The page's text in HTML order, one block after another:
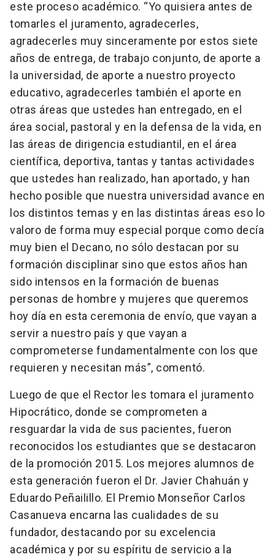
este proceso académico. “Yo quisiera antes de
tomarles el juramento, agradecerles,
agradecerles muy sinceramente por estos siete
años de entrega, de trabajo conjunto, de aporte a
la universidad, de aporte a nuestro proyecto
educativo, agradecerles también el aporte en
otras áreas que ustedes han entregado, en el
área social, pastoral y en la defensa de la vida, en
las áreas de dirigencia estudiantil, en el área
científica, deportiva, tantas y tantas actividades
que ustedes han realizado, han aportado, y han
hecho posible que nuestra universidad avance en
los distintos temas y en las distintas áreas eso lo
valoro de forma muy especial porque como decía
muy bien el Decano, no sólo destacan por su
formación disciplinar sino que estos años han
sido intensos en la formación de buenas
personas de hombre y mujeres que queremos
hoy día en esta ceremonia de envío, que vayan a
servir a nuestro país y que vayan a
comprometerse fundamentalmente con los que
requieren y necesitan más”, comentó.
Luego de que el Rector les tomara el juramento
Hipocrático, donde se comprometen a
resguardar la vida de sus pacientes, fueron
reconocidos los estudiantes que se destacaron
de la promoción 2015. Los mejores alumnos de
esta generación fueron el Dr. Javier Chahuán y
Eduardo Peñailillo. El Premio Monseñor Carlos
Casanueva encarna las cualidades de su
fundador, destacando por su excelencia
académica y por su espíritu de servicio a la